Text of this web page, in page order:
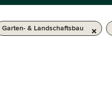
Garten- & Landschaftsbau